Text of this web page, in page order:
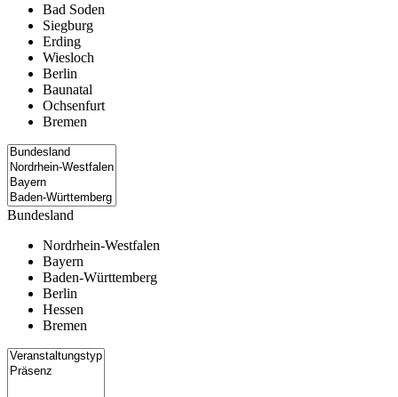
Bad Soden
Siegburg
Erding
Wiesloch
Berlin
Baunatal
Ochsenfurt
Bremen
Bundesland
Nordrhein-Westfalen
Bayern
Baden-Württemberg
Berlin
Hessen
Bremen